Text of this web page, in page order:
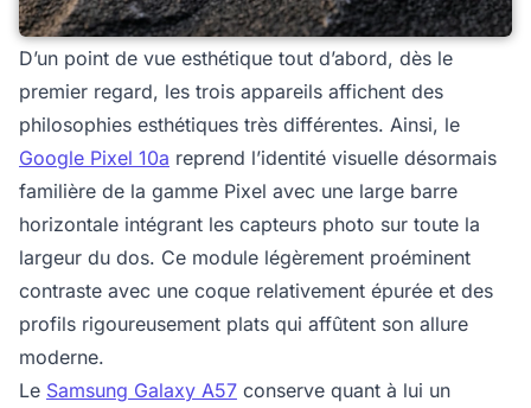
D’un point de vue esthétique tout d’abord, dès le
premier regard, les trois appareils affichent des
philosophies esthétiques très différentes. Ainsi, le
Google Pixel 10a reprend l’identité visuelle désormais
familière de la gamme Pixel avec une large barre
horizontale intégrant les capteurs photo sur toute la
largeur du dos. Ce module légèrement proéminent
contraste avec une coque relativement épurée et des
profils rigoureusement plats qui affûtent son allure
moderne.
Le Samsung Galaxy A57 conserve quant à lui un